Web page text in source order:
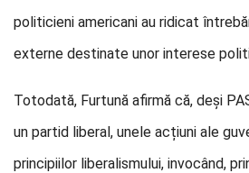
politicieni americani au ridicat
externe destinate unor interese
Totodată, Furtună afirmă că, deși
un partid liberal, unele acțiuni ale
principiilor liberalismului, invocând,